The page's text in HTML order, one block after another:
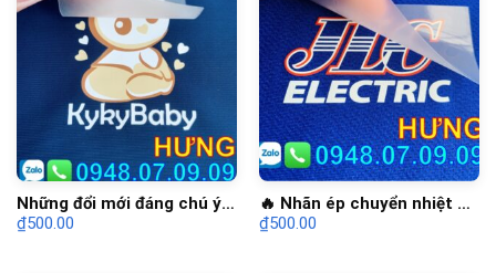
Những đổi mới đáng chú ý
trong Nhãn Hiệu Ép Nhiệt
₫500.00
🔥 Nhãn ép chuyển nhiệt ➡️
1 Chất lượng đột phá trong
₫500.00